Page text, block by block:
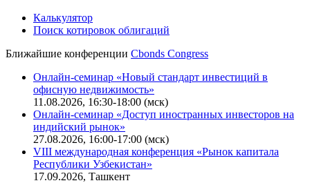
IT-аккредитация
Поиск котировок облигаций
Ближайшие конференцииCbonds Congress
Онлайн-семинар «Новый стандарт инвестиций в
офисную недвижимость»
11.08.2026, 16:30-18:00 (мск)
Онлайн-семинар «Доступ иностранных инвесторов на
индийский рынок»